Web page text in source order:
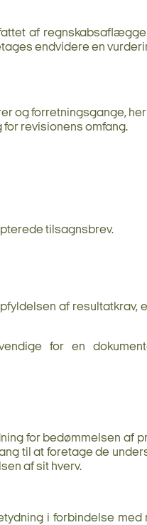
af
endvidere en
og forretningsgange,
revisionens omfang.
tilsagnsbrev.
af resultatkrav,
for en
for bedømmelsen af
til at foretage de
af sit hverv.
i forbindelse med